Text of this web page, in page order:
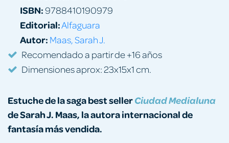
Estuche de la saga best sellerCiudad Medialuna
de Sarah J. Maas, la autora internacional de
fantasía más vendida.
ISBN:9788410190979
Editorial:Alfaguara
Autor: Maas, Sarah J.
Recomendado a partir de +16 años
Dimensiones aprox: 23x15x1 cm.